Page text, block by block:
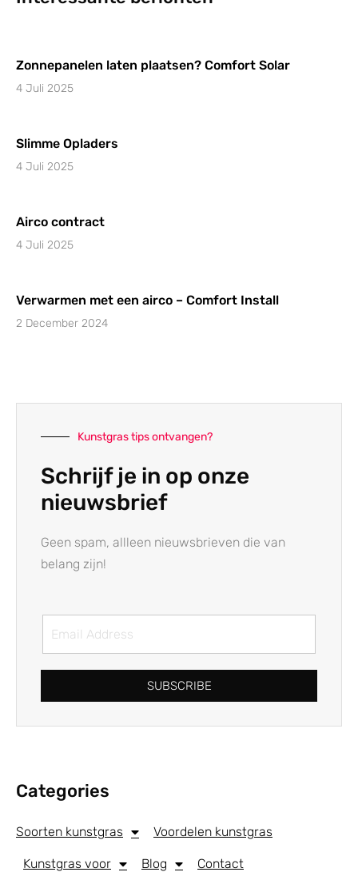
Zonnepanelen laten plaatsen? Comfort Solar
4 Juli 2025
Slimme Opladers
4 Juli 2025
Airco contract
4 Juli 2025
Verwarmen met een airco – Comfort Install
2 December 2024
Kunstgras tips ontvangen?
Schrijf je in op onze
nieuwsbrief
Geen spam, allleen nieuwsbrieven die van
belang zijn!
SUBSCRIBE
Categories
Soorten kunstgras Voordelen kunstgras
Kunstgras voor Blog Contact